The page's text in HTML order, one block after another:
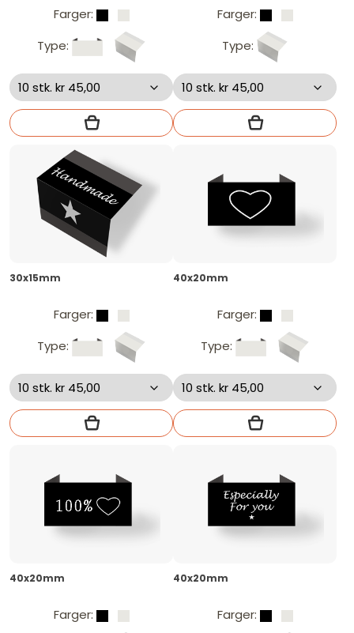
Farger:
Type:
Farger:
Type:
30x15mm
Farger:
Type:
40x20mm
Farger:
Type:
40x20mm
Farger:
40x20mm
Farger: